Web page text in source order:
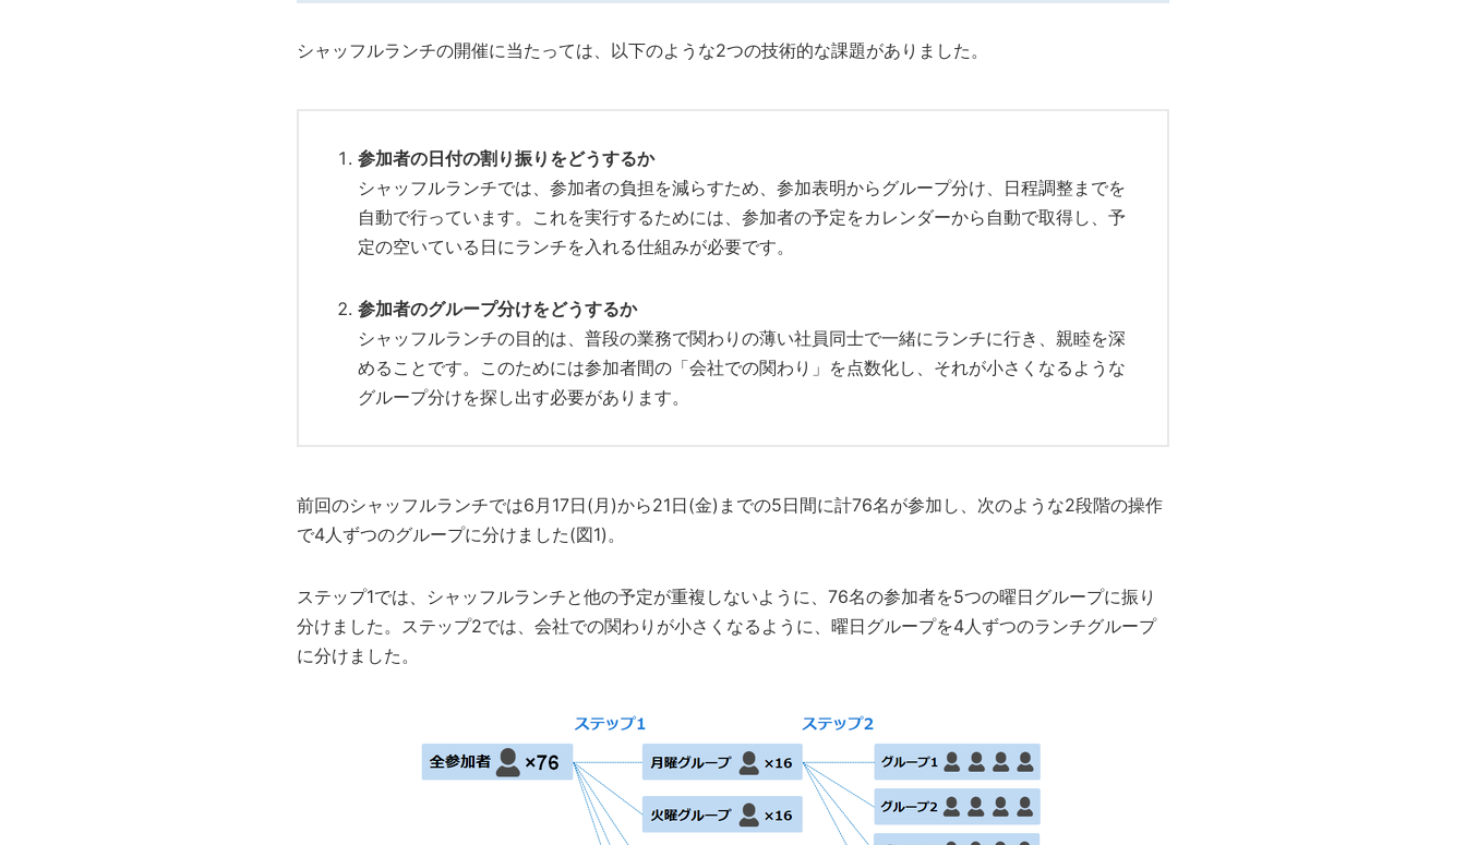
シャッフルランチの開催に当たっては、以下のような2つの技術的な課題がありました。
参加者の日付の割り振りをどうするか
シャッフルランチでは、参加者の負担を減らすため、参加表明からグループ分け、日程調整までを
自動で行っています。これを実行するためには、参加者の予定をカレンダーから自動で取得し、予
定の空いている日にランチを入れる仕組みが必要です。
参加者のグループ分けをどうするか
シャッフルランチの目的は、普段の業務で関わりの薄い社員同士で一緒にランチに行き、親睦を深
めることです。このためには参加者間の「会社での関わり」を点数化し、それが小さくなるような
グループ分けを探し出す必要があります。
前回のシャッフルランチでは6月17日(月)から21日(金)までの5日間に計76名が参加し、次のような2段階の操作
で4人ずつのグループに分けました(図1)。
ステップ1では、シャッフルランチと他の予定が重複しないように、76名の参加者を5つの曜日グループに振り
分けました。ステップ2では、会社での関わりが小さくなるように、曜日グループを4人ずつのランチグループ
に分けました。